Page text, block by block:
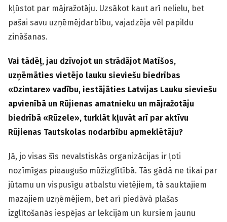
kļūstot par mājražotāju. Uzsākot kaut arī nelielu, bet
pašai savu uzņēmējdarbību, vajadzēja vēl papildu
zināšanas.
Vai tādēļ, jau dzīvojot un strādājot Matīšos,
uzņēmāties vietējo lauku sieviešu biedrības
«Dzintare» vadību, iestājāties Latvijas Lauku sieviešu
apvienībā un Rūjienas amatnieku un mājražotāju
biedrībā «Rūzele», turklāt kļuvāt arī par aktīvu
Rūjienas Tautskolas nodarbību apmeklētāju?
Jā, jo visas šīs nevalstiskās organizācijas ir ļoti
nozīmīgas pieaugušo mūžizglītībā. Tās gādā ne tikai par
jūtamu un vispusīgu atbalstu vietējiem, tā sauktajiem
mazajiem uzņēmējiem, bet arī piedāvā plašas
izglītošanās iespējas ar lekcijām un kursiem jaunu